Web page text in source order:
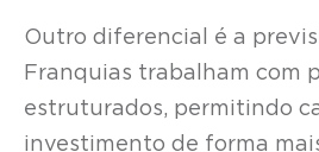
Outro diferencial é a
Franquias trabalham com
estruturados, permitindo
investimento de forma